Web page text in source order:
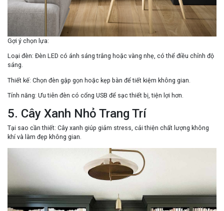
Gợi ý chọn lựa:
Loại đèn: Đèn LED có ánh sáng trắng hoặc vàng nhẹ, có thể điều chỉnh độ
sáng.
Thiết kế: Chọn đèn gập gọn hoặc kẹp bàn để tiết kiệm không gian.
Tính năng: Ưu tiên đèn có cổng USB để sạc thiết bị, tiện lợi hơn.
5. Cây Xanh Nhỏ Trang Trí
Tại sao cần thiết: Cây xanh giúp giảm stress, cải thiện chất lượng không
khí và làm đẹp không gian.